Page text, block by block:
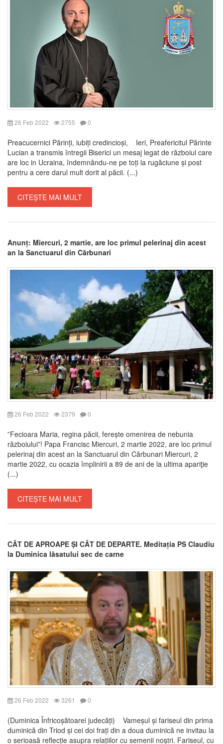
26 Feb 2022 2755 0
Preacucernici Părinți, iubiți credincioși, Ieri, Preafericitul Părinte
Lucian a transmis întregii Biserici un mesaj legat de războiul care
are loc in Ucraina, îndemnându-ne pe toți la rugăciune și post
pentru a cere darul mult dorit al păcii. (...)
CITEȘTE MAI MULT
Anunț: Miercuri, 2 martie, are loc primul pelerinaj din acest
an la Sanctuarul din Cărbunari
26 Feb 2022 2379 0
”Fecioara Maria, regina păcii, ferește omenirea de nebunia
războiului”! Papa Francisc Miercuri, 2 martie 2022, are loc primul
pelerinaj din acest an la Sanctuarul din Cărbunari Miercuri, 2
martie 2022, cu ocazia împlinirii a 89 de ani de la ultima apariţie
(...)
CITEȘTE MAI MULT
CÂT DE APROAPE ȘI CÂT DE DEPARTE. Meditația PS Claudiu
la Duminica lăsatului sec de carne
26 Feb 2022 3261 0
(Duminica Înfricoșătoarei judecăți) Vameșul și fariseul din prima
duminică din Triod și cei doi frați din a doua duminică ne invitau la
o serioasă reflecție asupra relațiilor cu semenii noștri. Fariseul, cu